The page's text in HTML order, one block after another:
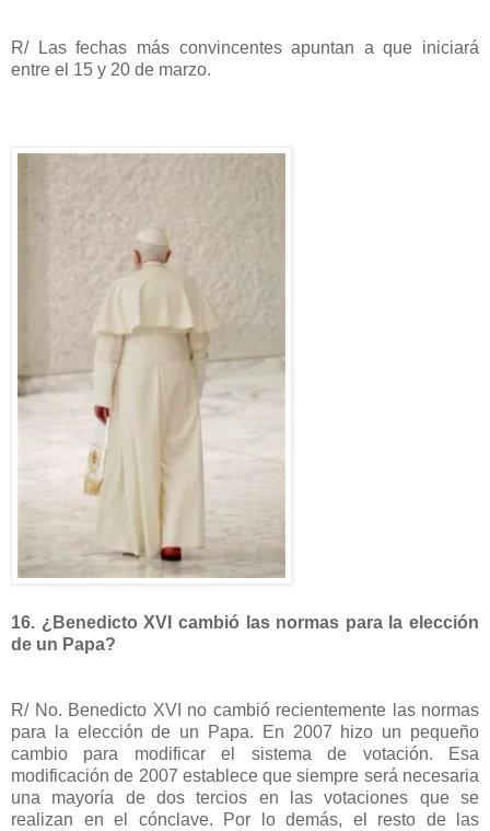
R/ Las fechas más convincentes apuntan a que iniciará
entre el 15 y 20 de marzo.
16. ¿Benedicto XVI cambió las normas para la elección
de un Papa?
R/ No. Benedicto XVI no cambió recientemente las normas
para la elección de un Papa. En 2007 hizo un pequeño
cambio para modificar el sistema de votación. Esa
modificación de 2007 establece que siempre será necesaria
una mayoría de dos tercios en las votaciones que se
realizan en el cónclave. Por lo demás, el resto de las